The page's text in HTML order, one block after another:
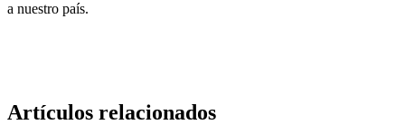
a nuestro país.
Artículos relacionados